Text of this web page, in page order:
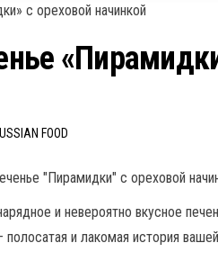
FOOD
и невероятно вкусное
полосатая и лакомая история